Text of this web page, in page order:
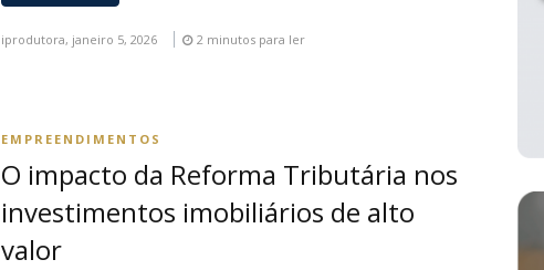
iprodutora, janeiro 5, 2026 2 minutos para ler
EMPREENDIMENTOS
O impacto da Reforma Tributária nos
investimentos imobiliários de alto
valor